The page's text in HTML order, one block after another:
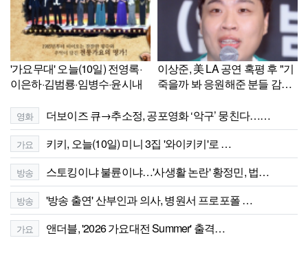
'가요무대' 오늘(10일) 전영록·
이은하·김범룡·임병수·윤시내
이상준, 美 LA 공연 혹평 후 "기
죽을까 봐 응원해준 분들 감사
영화 더보이즈 큐→추소정, 공포영화 ‘악구’ 뭉친다……
가요 키키, 오늘(10일) 미니 3집 '와이키키'로 …
방송 스토킹이냐 불륜이냐…'사생활 논란' 황정민, 법…
방송 '방송 출연' 산부인과 의사, 병원서 프로포폴 …
가요 앤더블, '2026 가요대전 Summer' 출격…